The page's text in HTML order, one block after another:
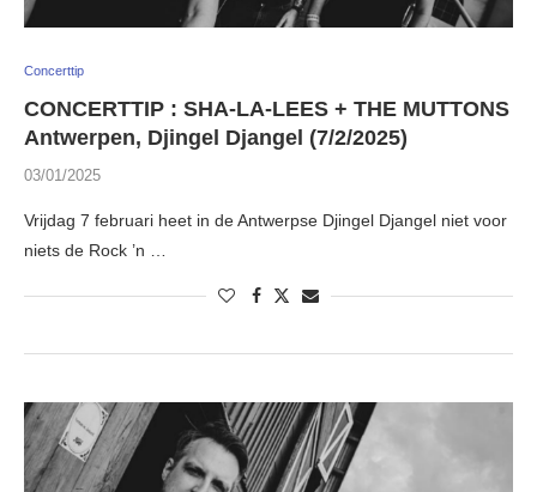
Concerttip
CONCERTTIP : SHA-LA-LEES + THE MUTTONS
Antwerpen, Djingel Djangel (7/2/2025)
03/01/2025
Vrijdag 7 februari heet in de Antwerpse Djingel Djangel niet voor
niets de Rock ’n …